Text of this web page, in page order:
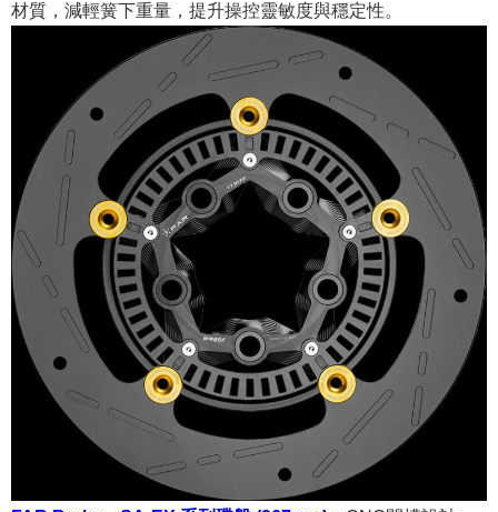
材質，減輕簧下重量，提升操控靈敏度與穩定性。